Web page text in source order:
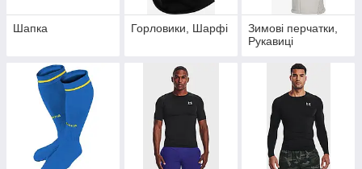
Шапка Горловики, Шарфі
Зимові перчатки,
Рукавиці